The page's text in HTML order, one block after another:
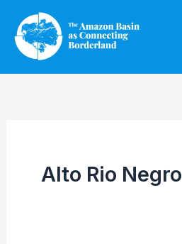
contenido
Alto Rio Negro